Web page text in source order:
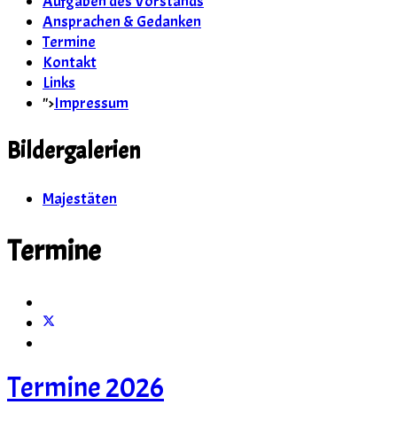
Ansprachen & Gedanken
Termine
Kontakt
Links
">Impressum
Bildergalerien
Majestäten
Termine
Termine 2026